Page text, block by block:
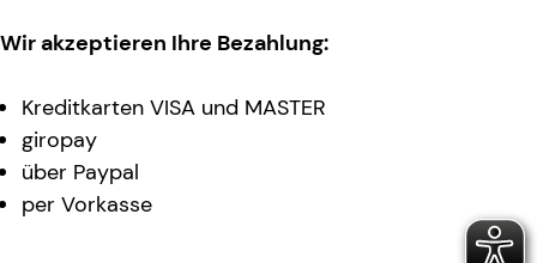
Wir akzeptieren Ihre Bezahlung:
Kreditkarten VISA und MASTER
giropay
über Paypal
per Vorkasse